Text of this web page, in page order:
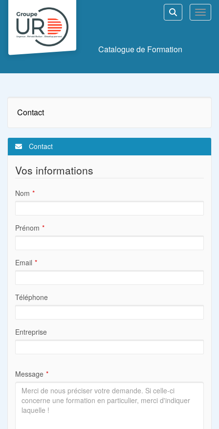
Aller au menu principal
Aller au contenu principal
Personnaliser l'interface
Rechercher
Catalogue de Formation
Contact
Contact
Vos informations
Nom
Prénom
Email
Téléphone
Entreprise
Message